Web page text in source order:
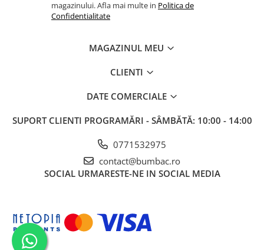
magazinului. Afla mai multe in Politica de
Confidentialitate
MAGAZINUL MEU
CLIENTI
DATE COMERCIALE
SUPORT CLIENTI PROGRAMĂRI - SÂMBĂTĂ: 10:00 - 14:00
0771532975
contact@bumbac.ro
SOCIAL URMARESTE-NE IN SOCIAL MEDIA